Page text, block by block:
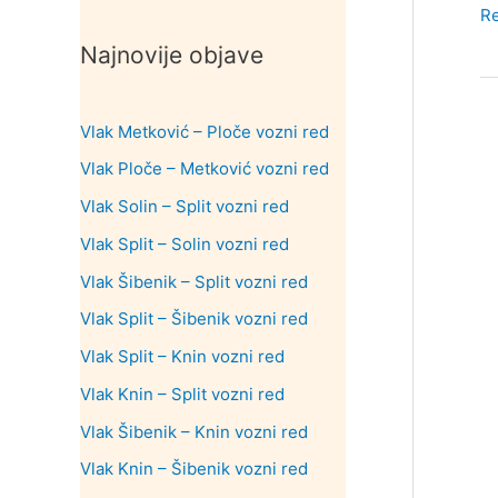
Najnovije objave
Vlak Metković – Ploče vozni red
Vlak Ploče – Metković vozni red
Vlak Solin – Split vozni red
Vlak Split – Solin vozni red
Vlak Šibenik – Split vozni red
Vlak Split – Šibenik vozni red
Vlak Split – Knin vozni red
Vlak Knin – Split vozni red
Vlak Šibenik – Knin vozni red
Vlak Knin – Šibenik vozni red